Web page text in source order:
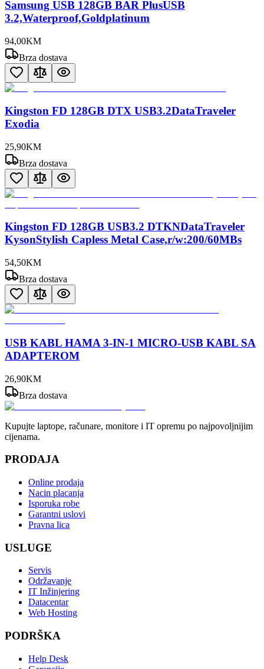
Samsung USB 128GB BAR PlusUSB
3.2,Waterproof,Goldplatinum
94,00KM
Brza dostava
Kingston FD 128GB DTX USB3.2DataTraveler
Exodia
25,90KM
Brza dostava
Kingston FD 128GB USB3.2 DTKNDataTraveler
KysonStylish Capless Metal Case,r/w:200/60MBs
54,50KM
Brza dostava
USB KABL HAMA 3-IN-1 MICRO-USB KABL SA
ADAPTEROM
26,90KM
Brza dostava
Kupujte laptope, računare, monitore i IT opremu po najpovoljnijim
cijenama.
PRODAJA
Online prodaja
Nacin placanja
Isporuka robe
Garantni uslovi
Pravna lica
USLUGE
Servis
Održavanje
IT Inžinjering
Datacentar
Web Hosting
PODRŠKA
Help Desk